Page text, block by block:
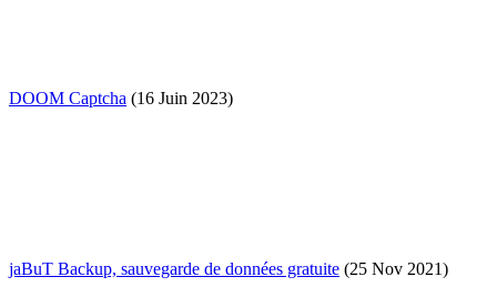
DOOM Captcha (16 Juin 2023)
jaBuT Backup, sauvegarde de données gratuite (25 Nov 2021)